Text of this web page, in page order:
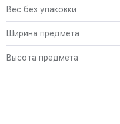
Вес без упаковки
Ширина предмета
Высота предмета